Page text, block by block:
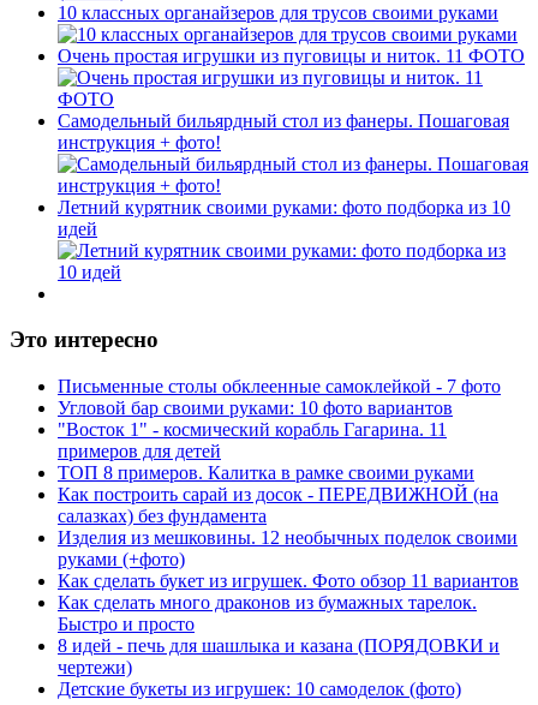
10 классных органайзеров для трусов своими руками
Очень простая игрушки из пуговицы и ниток. 11 ФОТО
Самодельный бильярдный стол из фанеры. Пошаговая
инструкция + фото!
Летний курятник своими руками: фото подборка из 10
идей
Это интересно
Письменные столы обклеенные самоклейкой - 7 фото
Угловой бар своими руками: 10 фото вариантов
"Восток 1" - космический корабль Гагарина. 11
примеров для детей
ТОП 8 примеров. Калитка в рамке своими руками
Как построить сарай из досок - ПЕРЕДВИЖНОЙ (на
салазках) без фундамента
Изделия из мешковины. 12 необычных поделок своими
руками (+фото)
Как сделать букет из игрушек. Фото обзор 11 вариантов
Как сделать много драконов из бумажных тарелок.
Быстро и просто
8 идей - печь для шашлыка и казана (ПОРЯДОВКИ и
чертежи)
Детские букеты из игрушек: 10 самоделок (фото)